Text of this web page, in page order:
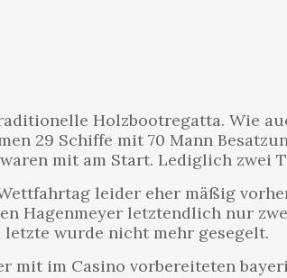
Holzbootregatta. Wie
29 Schiffe mit 70 Mann
mit am Start. Lediglich zwei
leider eher mäßig
Hagenmeyer letztendlich nur
wurde nicht mehr gesegelt.
mit im Casino vorbereiteten